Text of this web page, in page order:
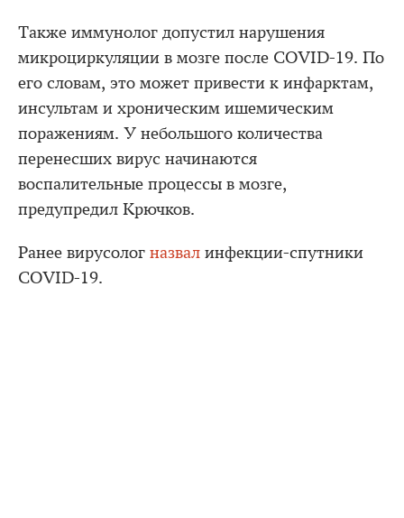
Также иммунолог допустил нарушения
микроциркуляции в мозге после COVID-19. По
его словам, это может привести к инфарктам,
инсультам и хроническим ишемическим
поражениям. У небольшого количества
перенесших вирус начинаются
воспалительные процессы в мозге,
предупредил Крючков.
Ранее вирусолог назвал инфекции-спутники
COVID-19.